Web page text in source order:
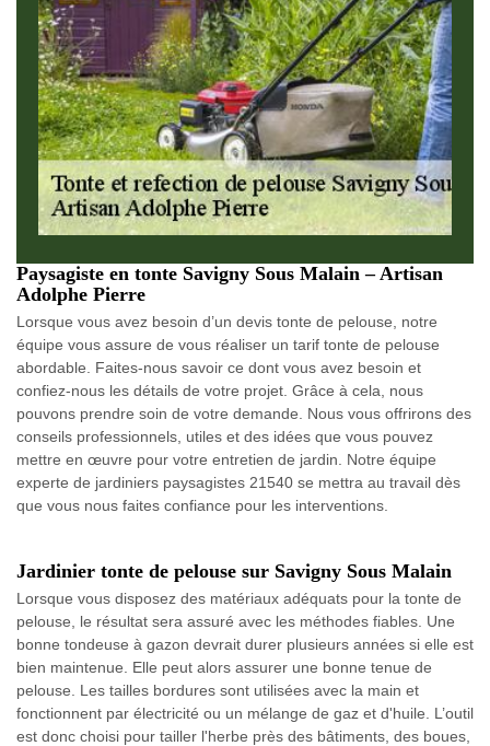
Paysagiste en tonte Savigny Sous Malain – Artisan
Adolphe Pierre
Lorsque vous avez besoin d’un devis tonte de pelouse, notre
équipe vous assure de vous réaliser un tarif tonte de pelouse
abordable. Faites-nous savoir ce dont vous avez besoin et
confiez-nous les détails de votre projet. Grâce à cela, nous
pouvons prendre soin de votre demande. Nous vous offrirons des
conseils professionnels, utiles et des idées que vous pouvez
mettre en œuvre pour votre entretien de jardin. Notre équipe
experte de jardiniers paysagistes 21540 se mettra au travail dès
que vous nous faites confiance pour les interventions.
Jardinier tonte de pelouse sur Savigny Sous Malain
Lorsque vous disposez des matériaux adéquats pour la tonte de
pelouse, le résultat sera assuré avec les méthodes fiables. Une
bonne tondeuse à gazon devrait durer plusieurs années si elle est
bien maintenue. Elle peut alors assurer une bonne tenue de
pelouse. Les tailles bordures sont utilisées avec la main et
fonctionnent par électricité ou un mélange de gaz et d'huile. L’outil
est donc choisi pour tailler l'herbe près des bâtiments, des boues,